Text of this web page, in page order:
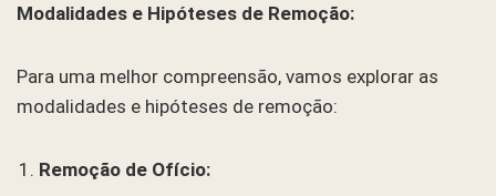
Modalidades e Hipóteses de Remoção:
Para uma melhor compreensão, vamos explorar as
modalidades e hipóteses de remoção:
Remoção de Ofício: